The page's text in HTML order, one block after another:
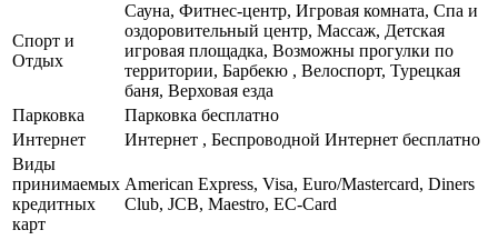
Спорт и
Отдых
Сауна, Фитнес-центр, Игровая комната, Спа и
оздоровительный центр, Массаж, Детская
игровая площадка, Возможны прогулки по
территории, Барбекю , Велоспорт, Турецкая
баня, Верховая езда
Парковка
Парковка бесплатно
Интернет
Интернет , Беспроводной Интернет бесплатно
Виды
принимаемых
кредитных
карт
American Express, Visa, Euro/Mastercard, Diners
Club, JCB, Maestro, EC-Card